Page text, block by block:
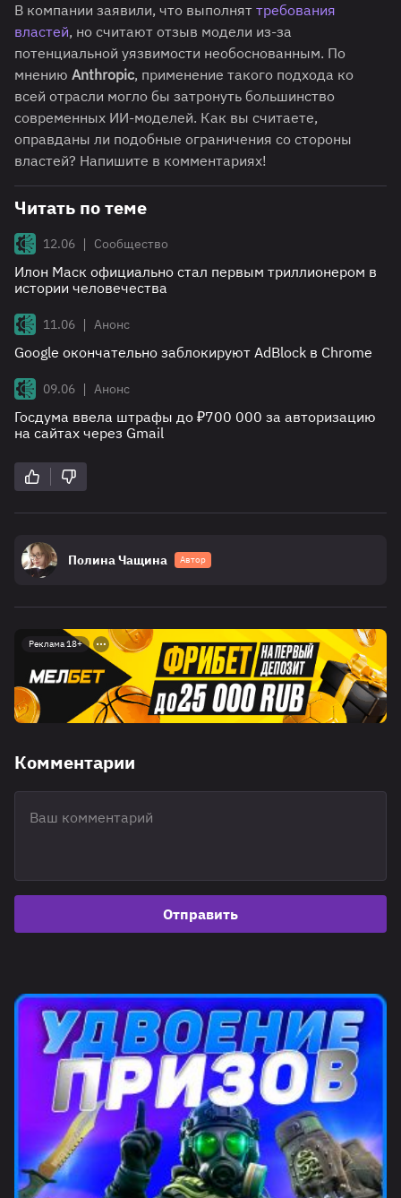
В компании заявили, что выполнят требования
властей, но считают отзыв модели из-за
потенциальной уязвимости необоснованным. По
мнению Anthropic, применение такого подхода ко
всей отрасли могло бы затронуть большинство
современных ИИ-моделей. Как вы считаете,
оправданы ли подобные ограничения со стороны
властей? Напишите в комментариях!
Читать по теме
12.06 | Сообщество
Илон Маск официально стал первым триллионером в
истории человечества
11.06 | Анонс
Google окончательно заблокируют AdBlock в Chrome
09.06 | Анонс
Госдума ввела штрафы до ₽700 000 за авторизацию
на сайтах через Gmail
Полина Чащина Автор
Реклама 18+
Комментарии
Отправить